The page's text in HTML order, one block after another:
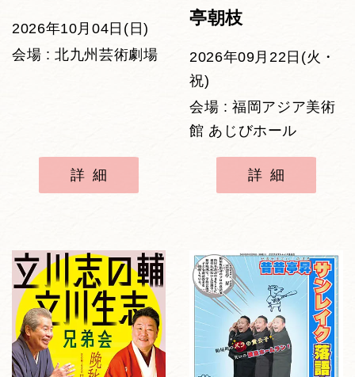
2026年10月04日(日)
会場 : 北九州芸術劇場
詳細
亭朝枝
2026年09月22日(火・
祝)
会場 : 福岡アジア美術
館 あじびホール
詳細